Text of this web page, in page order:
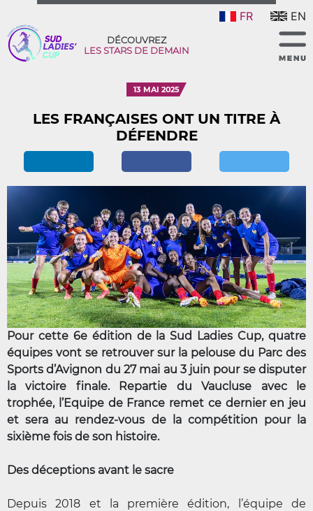
FR EN
DÉCOUVREZ
LES STARS DE DEMAIN
13 MAI 2025
LES FRANÇAISES ONT UN TITRE À
DÉFENDRE
Pour cette 6e édition de la Sud Ladies Cup, quatre
équipes vont se retrouver sur la pelouse du Parc des
Sports d’Avignon du 27 mai au 3 juin pour se disputer
la victoire finale. Repartie du Vaucluse avec le
trophée, l’Equipe de France remet ce dernier en jeu
et sera au rendez-vous de la compétition pour la
sixième fois de son histoire.
Des déceptions avant le sacre
Depuis 2018 et la première édition, l’équipe de